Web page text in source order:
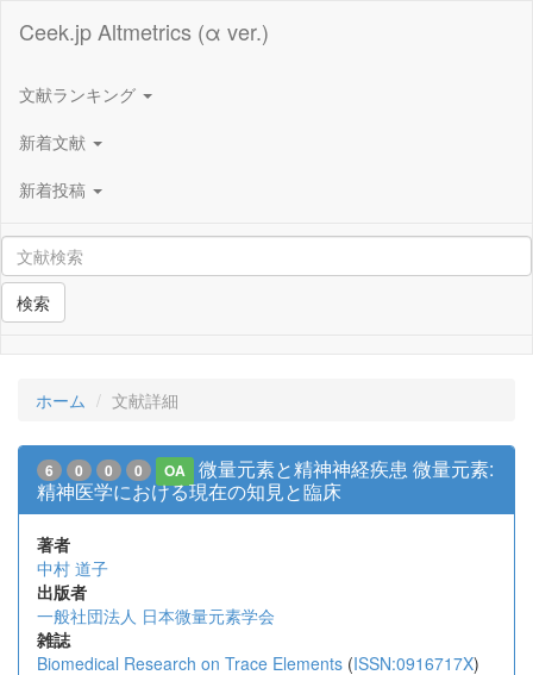
Ceek.jp Altmetrics (α ver.)
文献ランキング
新着文献
新着投稿
検索
ホーム 文献詳細
6 0 0 0 OA
微量元素と精神神経疾患 微量元素:
精神医学における現在の知見と臨床
著者
中村 道子
出版者
一般社団法人 日本微量元素学会
雑誌
Biomedical Research on Trace Elements (ISSN:0916717X)